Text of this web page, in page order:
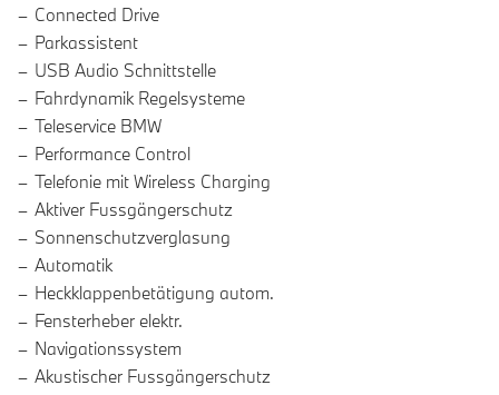
Connected Drive
Parkassistent
USB Audio Schnittstelle
Fahrdynamik Regelsysteme
Teleservice BMW
Performance Control
Telefonie mit Wireless Charging
Aktiver Fussgängerschutz
Sonnenschutzverglasung
Automatik
Heckklappenbetätigung autom.
Fensterheber elektr.
Navigationssystem
Akustischer Fussgängerschutz